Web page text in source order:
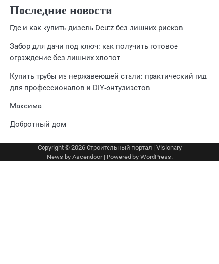
Последние новости
Где и как купить дизель Deutz без лишних рисков
Забор для дачи под ключ: как получить готовое
ограждение без лишних хлопот
Купить трубы из нержавеющей стали: практический гид
для профессионалов и DIY‑энтузиастов
Максима
Добротный дом
Copyright © 2026 Строительный портал | Visionary
News by Ascendoor| Powered by WordPress.